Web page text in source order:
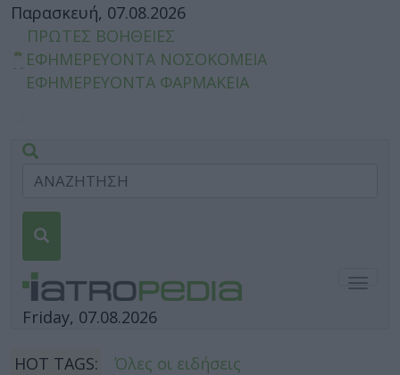
Παρασκευή, 07.08.2026
ΠΡΩΤΕΣ ΒΟΗΘΕΙΕΣ
ΕΦΗΜΕΡΕΥΟΝΤΑ ΝΟΣΟΚΟΜΕΙΑ
ΕΦΗΜΕΡΕΥΟΝΤΑ ΦΑΡΜΑΚΕΙΑ
Friday, 07.08.2026
HOT TAGS:
Όλες οι ειδήσεις